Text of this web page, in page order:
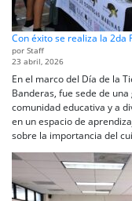
Con éxito se realiza la 2da
por Staff
23 abril, 2026
En el marco del Día de la
Banderas, fue sede de
comunidad educativa y a
en un espacio de
sobre la importancia del